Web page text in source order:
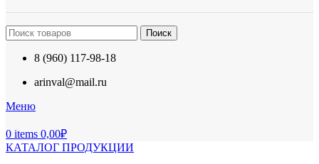
Поиск
8 (960) 117-98-18
arinval@mail.ru
Меню
0 items 0,00₽
КАТАЛОГ ПРОДУКЦИИ